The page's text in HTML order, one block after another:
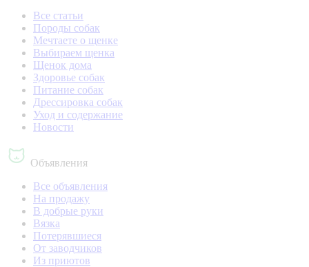
Все статьи
Породы собак
Мечтаете о щенке
Выбираем щенка
Щенок дома
Здоровье собак
Питание собак
Дрессировка собак
Уход и содержание
Новости
Объявления
Все объявления
На продажу
В добрые руки
Вязка
Потерявшиеся
От заводчиков
Из приютов